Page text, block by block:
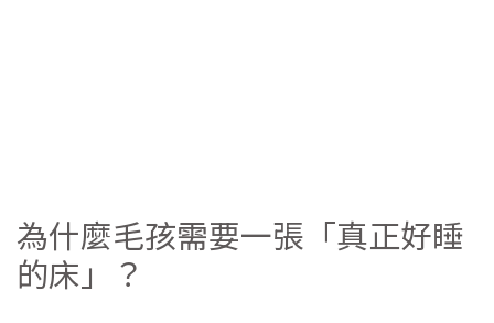
為什麼毛孩需要一張「真正好睡
的床」？